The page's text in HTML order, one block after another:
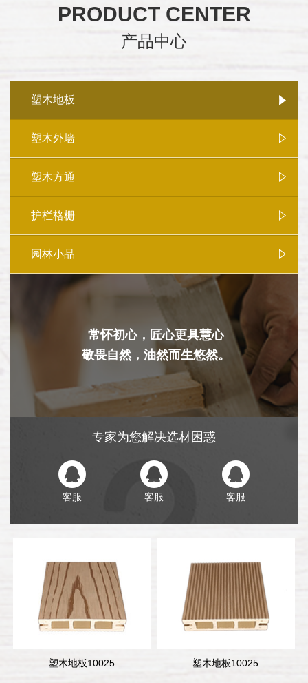
PRODUCT CENTER
产品中心
塑木地板
塑木外墙
塑木方通
护栏格栅
园林小品
常怀初心，匠心更具慧心
敬畏自然，油然而生悠然。
专家为您解决选材困惑
客服 客服 客服
塑木地板10025 塑木地板10025